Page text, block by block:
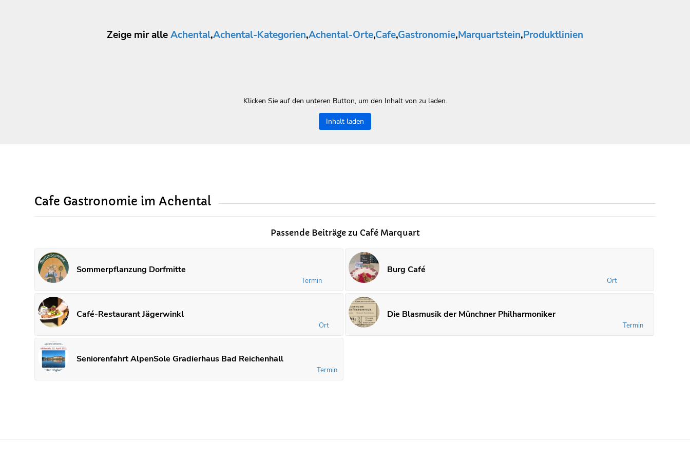
Zeige mir alleAchental,Achental-Kategorien,Achental-Orte,Cafe,Gastronomie,Marquartstein,Produktlinien
Klicken Sie auf den unteren Button, um den Inhalt von zu laden.
Inhalt laden
Cafe Gastronomie im Achental
Passende Beiträge zu Café Marquart
Sommerpflanzung Dorfmitte
Termin
Burg Café
Ort
Café-Restaurant Jägerwinkl
Ort
Die Blasmusik der Münchner Philharmoniker
Termin
Seniorenfahrt AlpenSole Gradierhaus Bad Reichenhall
Termin